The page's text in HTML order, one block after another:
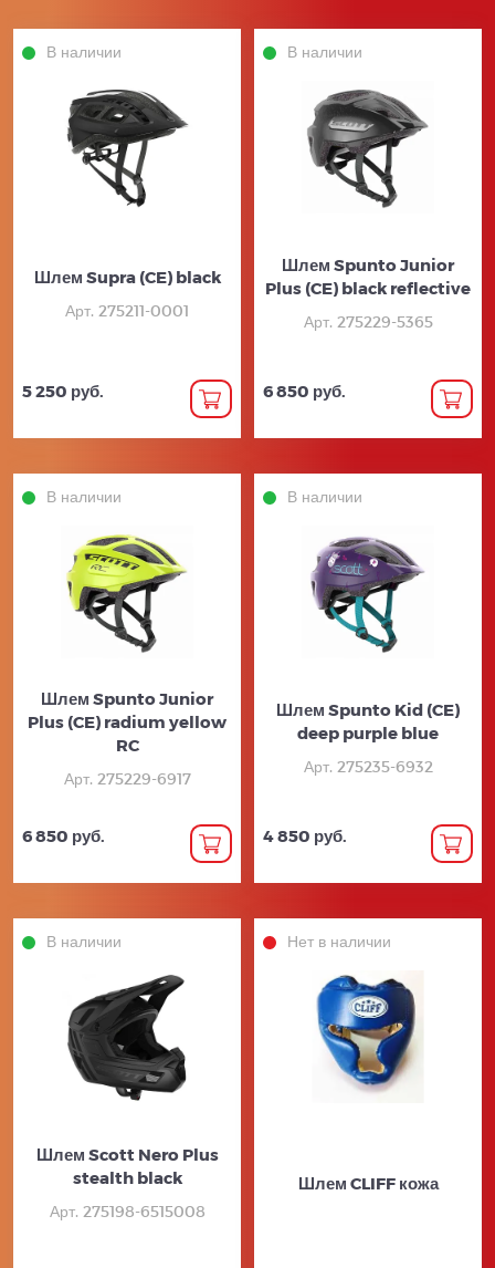
В наличии
Шлем Supra (CE) black
Арт. 275211-0001
5 250 руб.
В наличии
Шлем Spunto Junior
Plus (CE) black reflective
Арт. 275229-5365
6 850 руб.
В наличии
Шлем Spunto Junior
Plus (CE) radium yellow
RC
Арт. 275229-6917
6 850 руб.
В наличии
Шлем Spunto Kid (CE)
deep purple blue
Арт. 275235-6932
4 850 руб.
В наличии
Шлем Scott Nero Plus
stealth black
Арт. 275198-6515008
Нет в наличии
Шлем CLIFF кожа